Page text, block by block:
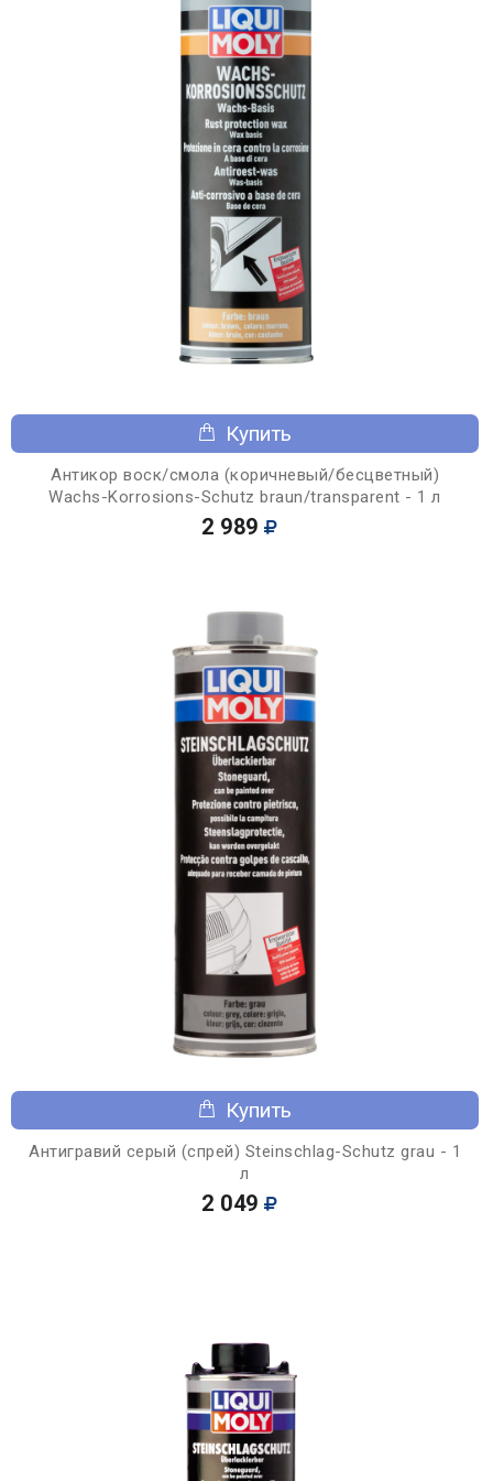
Купить
Антикор воск/смола (коричневый/бесцветный)
Wachs-Korrosions-Schutz braun/transparent - 1 л
2 989
Купить
Антигравий серый (спрей) Steinschlag-Schutz grau - 1
л
2 049